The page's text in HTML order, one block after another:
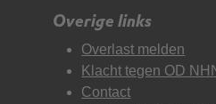
Overige links
Overlast melden
Klacht tegen OD
Contact